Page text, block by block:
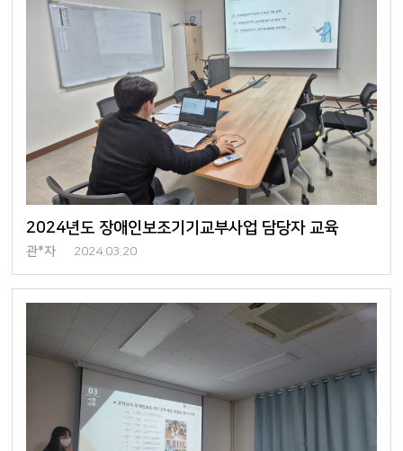
2024년도 장애인보조기기교부사업 담당자 교육
관*자 2024.03.20